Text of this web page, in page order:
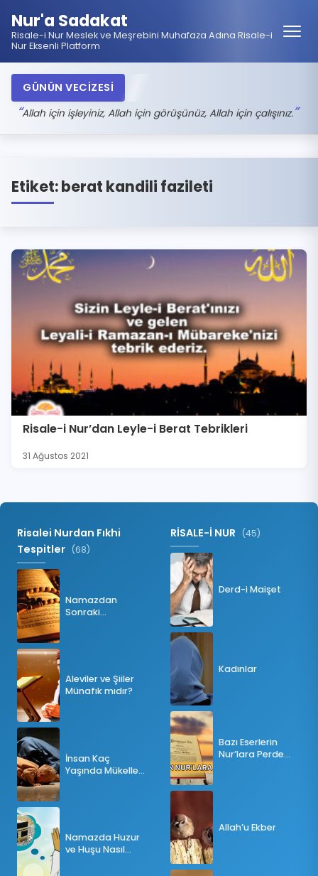
Nur'a Sadakat
Risale-i Nur Meslek ve Meşrebini Muhafaza Adına Risale-i
Nur Eksenli Platform
GÜNÜN VECİZESİ
Allah için işleyiniz, Allah için görüşünüz, Allah için çalışınız.
Etiket:berat kandili fazileti
Risale-i Nur’dan Leyle-i Berat Tebrikleri
31 Ağustos 2021
Risalei Nurdan Fıkhi
Tespitler (68)
Namazdan
Sonraki
Aleviler ve Şiiler
Münafık mıdır?
İnsan Kaç
Yaşında Mükellef
Namazda Huzur
ve Huşu Nasıl
RİSALE-İ NUR (45)
Derd-i Maişet
Kadınlar
Bazı Eserlerin
Nur’lara Perde
Allah’u Ekber